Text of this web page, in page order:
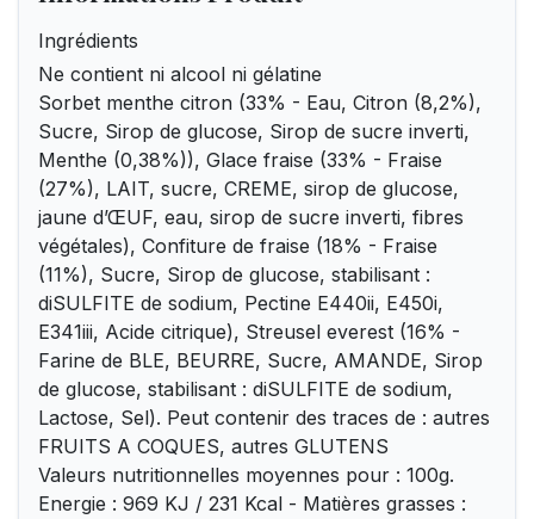
Ingrédients
Ne contient ni alcool ni gélatine
Sorbet menthe citron (33% - Eau, Citron (8,2%),
Sucre, Sirop de glucose, Sirop de sucre inverti,
Menthe (0,38%)), Glace fraise (33% - Fraise
(27%), LAIT, sucre, CREME, sirop de glucose,
jaune d’ŒUF, eau, sirop de sucre inverti, fibres
végétales), Confiture de fraise (18% - Fraise
(11%), Sucre, Sirop de glucose, stabilisant :
diSULFITE de sodium, Pectine E440ii, E450i,
E341iii, Acide citrique), Streusel everest (16% -
Farine de BLE, BEURRE, Sucre, AMANDE, Sirop
de glucose, stabilisant : diSULFITE de sodium,
Lactose, Sel). Peut contenir des traces de : autres
FRUITS A COQUES, autres GLUTENS
Valeurs nutritionnelles moyennes pour : 100g.
Energie : 969 KJ / 231 Kcal - Matières grasses :